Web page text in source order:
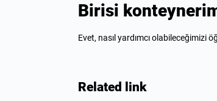
Birisi
Evet, nasıl yardımcı olabileceğimizi
Related link